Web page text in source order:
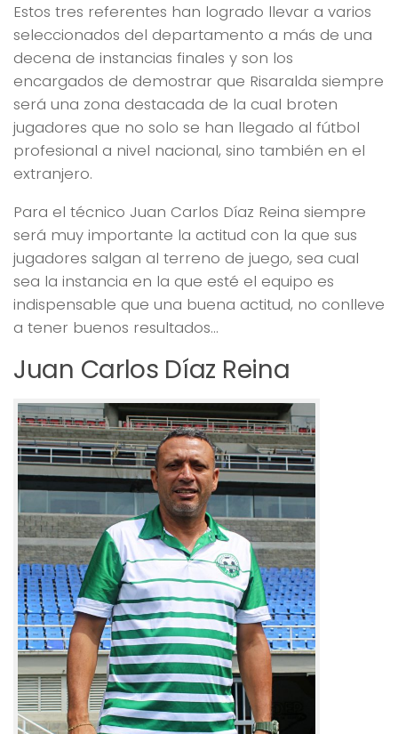
Estos tres referentes han logrado llevar a varios
seleccionados del departamento a más de una
decena de instancias finales y son los
encargados de demostrar que Risaralda siempre
será una zona destacada de la cual broten
jugadores que no solo se han llegado al fútbol
profesional a nivel nacional, sino también en el
extranjero.
Para el técnico Juan Carlos Díaz Reina siempre
será muy importante la actitud con la que sus
jugadores salgan al terreno de juego, sea cual
sea la instancia en la que esté el equipo es
indispensable que una buena actitud, no conlleve
a tener buenos resultados…
Juan Carlos Díaz Reina